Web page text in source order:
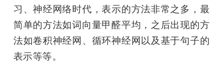
习、神经网络时代，表示的方法非常之多，最
简单的方法如词向量甲醛平均，之后出现的方
法如卷积神经网、循环神经网以及基于句子的
表示等等。